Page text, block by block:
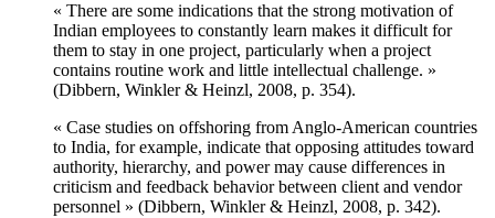
« There are some indications that the strong motivation of
Indian employees to constantly learn makes it difficult for
them to stay in one project, particularly when a project
contains routine work and little intellectual challenge. »
(Dibbern, Winkler & Heinzl, 2008, p. 354).
« Case studies on offshoring from Anglo-American countries
to India, for example, indicate that opposing attitudes toward
authority, hierarchy, and power may cause differences in
criticism and feedback behavior between client and vendor
personnel » (Dibbern, Winkler & Heinzl, 2008, p. 342).